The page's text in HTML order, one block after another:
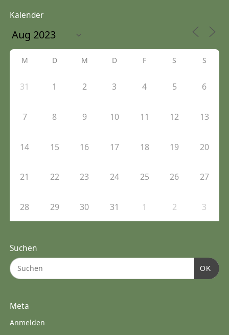
Kalender
M D M D F S S
31 1 2 3 4 5 6
7 8 9 10 11 12 13
14 15 16 17 18 19 20
21 22 23 24 25 26 27
28 29 30 31 1 2 3
Suchen
OK
Meta
Anmelden